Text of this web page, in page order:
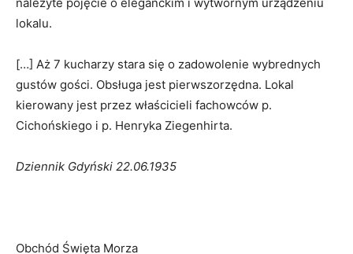
lokalu.
[…] Aż 7 kucharzy stara się o zadowolenie wybrednych
gustów gości. Obsługa jest pierwszorzędna. Lokal
kierowany jest przez właścicieli fachowców p.
Cichońskiego i p. Henryka Ziegenhirta.
Dziennik Gdyński 22.06.1935
Obchód Święta Morza